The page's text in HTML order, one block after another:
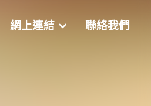
網上連結 聯絡我們